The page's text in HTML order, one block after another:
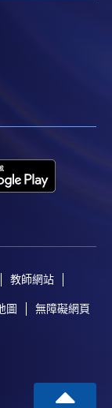
教師網站
圖 無障礙網頁